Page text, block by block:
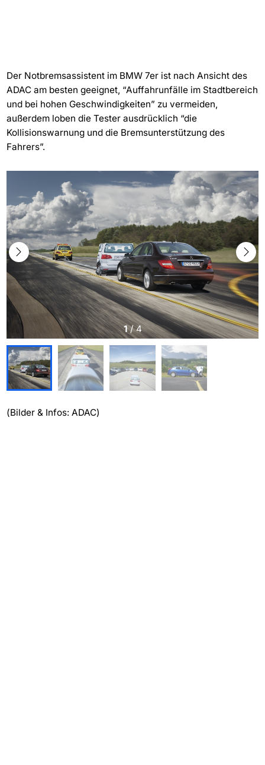
Der Notbremsassistent im BMW 7er ist nach Ansicht des
ADAC am besten geeignet, “Auffahrunfälle im Stadtbereich
und bei hohen Geschwindigkeiten” zu vermeiden,
außerdem loben die Tester ausdrücklich “die
Kollisionswarnung und die Bremsunterstützung des
Fahrers”.
1/4
(Bilder & Infos: ADAC)